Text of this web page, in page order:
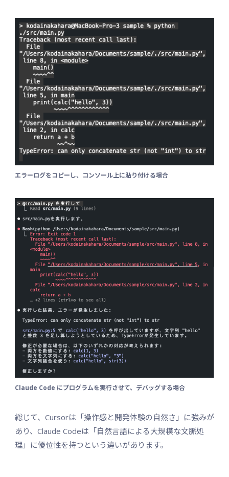
エラーログをコピーし、コンソール上に貼り付ける場合
Claude Code にプログラムを実行させて、デバッグする場合
総じて、Cursorは「操作感と開発体験の自然さ」に強みが
あり、Claude Codeは「自然言語による大規模な文脈処
理」に優位性を持つという違いがあります。